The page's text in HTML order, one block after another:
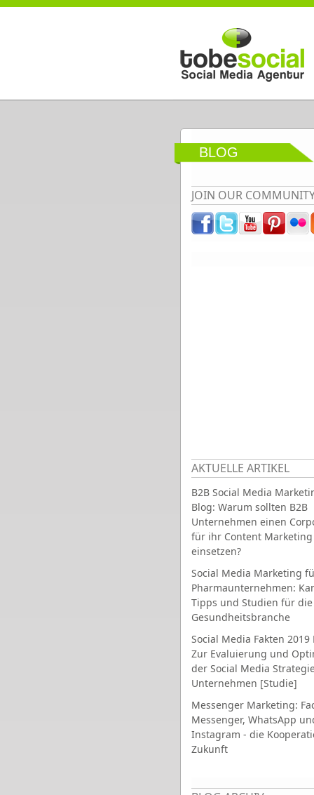
Direkt zum Inhalt
BLOG
JOIN OUR
AKTUELLE ARTIKEL
B2B Social Media
Blog: Warum sollten B2B
Unternehmen einen
für ihr Content Marketing
einsetzen?
Social Media Marketing
Pharmaunternehmen:
Tipps und Studien für die
Gesundheitsbranche
Social Media Fakten 2019
Zur Evaluierung und
der Social Media
Unternehmen [Studie]
Messenger Marketing:
Messenger, WhatsApp
Instagram - die
Zukunft
Seiten